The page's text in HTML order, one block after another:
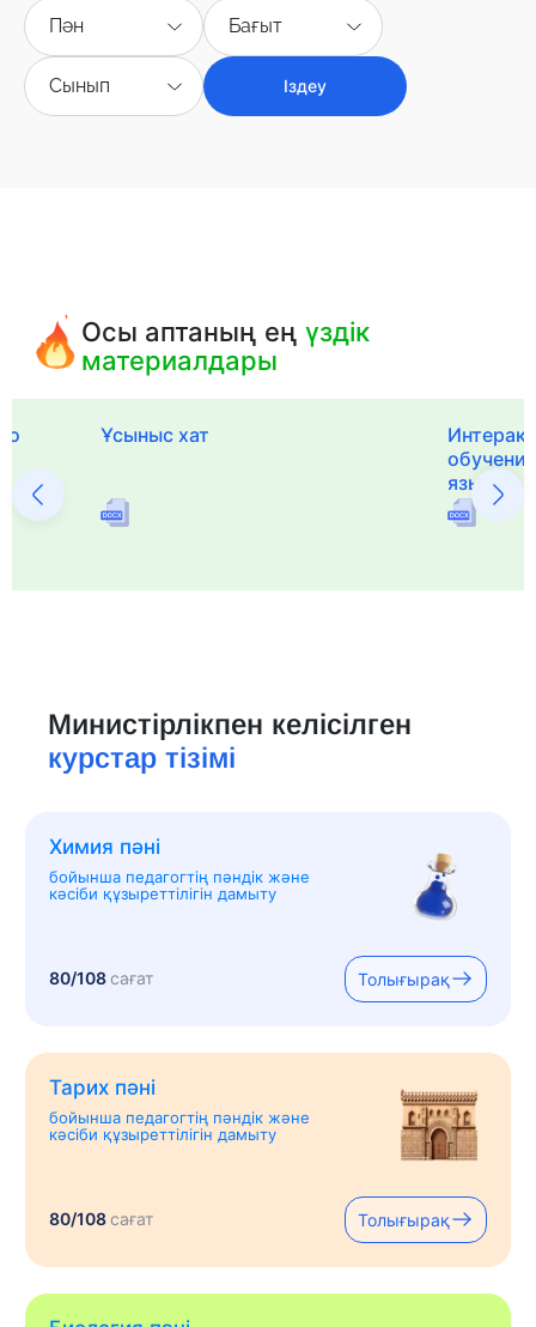
Пән Бағыт
Сынып Іздеу
Осы аптаның еңүздік
материалдары
Ұсыныс хат
языка и
Министірлікпен келісілген
курстар тізімі
Химия пәні
бойынша педагогтің пәндік және
кәсіби құзыреттілігін дамыту
80/108сағат Толығырақ
Тарих пәні
бойынша педагогтің пәндік және
кәсіби құзыреттілігін дамыту
80/108сағат Толығырақ